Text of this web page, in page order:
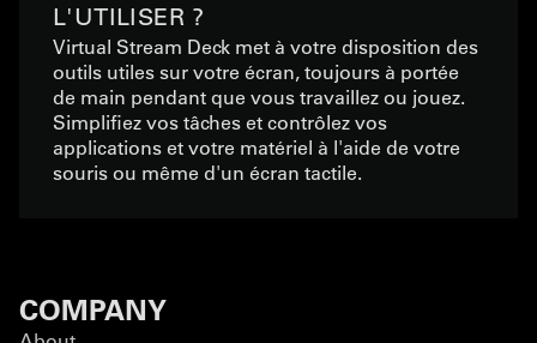
L'UTILISER ?
Virtual Stream Deck met à votre disposition des
outils utiles sur votre écran, toujours à portée
de main pendant que vous travaillez ou jouez.
Simplifiez vos tâches et contrôlez vos
applications et votre matériel à l'aide de votre
souris ou même d'un écran tactile.
COMPANY